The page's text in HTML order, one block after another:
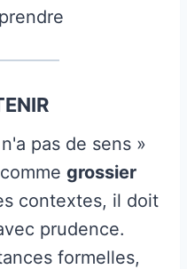
pas de sens »
grossier
contextes, il doit
prudence.
formelles,